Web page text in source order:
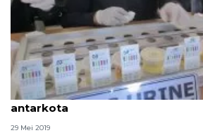
Petugas lakukan tes urine pada
antarkota
29 Mei 2019